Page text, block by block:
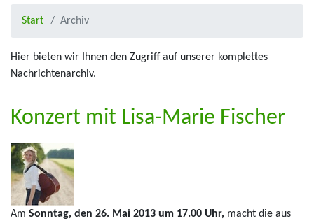
Start Archiv
Hier bieten wir Ihnen den Zugriff auf unserer komplettes
Nachrichtenarchiv.
Konzert mit Lisa-Marie Fischer
Am Sonntag, den 26. Mai 2013 um 17.00 Uhr, macht die aus